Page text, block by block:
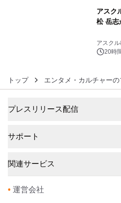
アスク
松 岳志
アスク
20時
トップ エンタメ・カルチャー
プレスリリース配信
サポート
関連サービス
• 運営会社